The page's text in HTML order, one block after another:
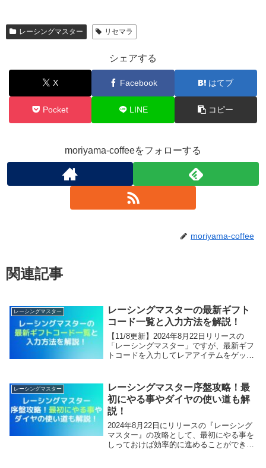
レーシングマスター リセマラ
シェアする
X Facebook はてブ
Pocket LINE コピー
moriyama-coffeeをフォローする
moriyama-coffee
関連記事
レーシングマスター
レーシングマスターの最新ギフト
コード一覧と入力方法を解説！
【11/8更新】2024年8月22日リリースの
「レーシングマスター」ですが、最新ギフ
トコードを入力してレアアイテムをゲット
ーシングマスターの最新ギフトコード一覧
と入...
レーシングマスター
レーシングマスター序盤攻略！最
初にやる事やダイヤの使い道も解
説！
2024年8月22日にリリースの『レーシング
マスター』の攻略として、最初にやる事を
しっておけば効率的に進めることができま